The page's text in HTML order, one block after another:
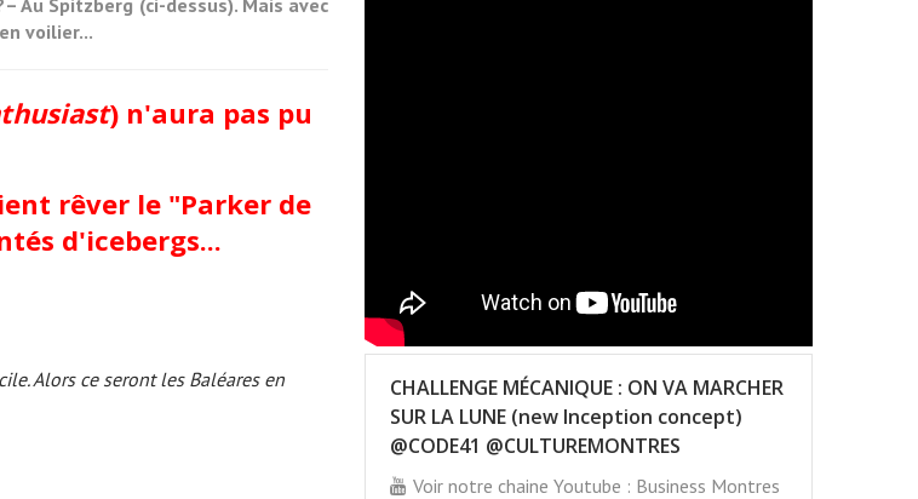
Au Spitzberg (ci-dessus). Mais avec
voilier...
) n'aura pas pu
rêver le "Parker de
d'icebergs...
Alors ce seront les Baléares en
CHALLENGE MÉCANIQUE : ON VA MARCHER
SUR LA LUNE (new Inception concept)
@CODE41 @CULTUREMONTRES
Voir notre chaine Youtube : Business Montres